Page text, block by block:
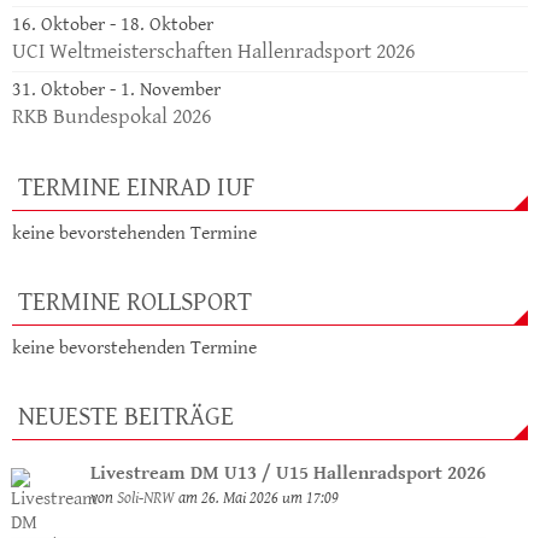
16. Oktober - 18. Oktober
UCI Weltmeisterschaften Hallenradsport 2026
31. Oktober - 1. November
RKB Bundespokal 2026
TERMINE EINRAD IUF
keine bevorstehenden Termine
TERMINE ROLLSPORT
keine bevorstehenden Termine
NEUESTE BEITRÄGE
Livestream DM U13 / U15 Hallenradsport 2026
vonSoli-NRWam 26. Mai 2026 um 17:09